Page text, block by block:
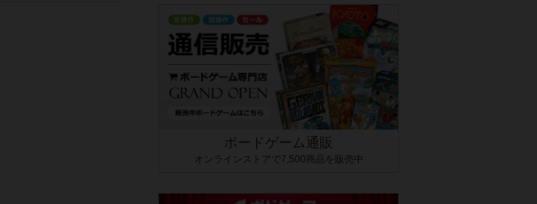
ボードゲーム通販
オンラインストアで7,500商品を販売中